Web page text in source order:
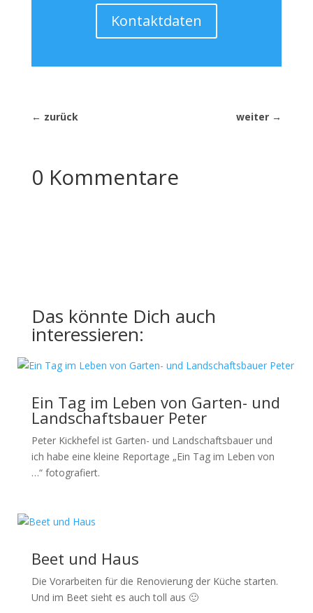
Kontaktdaten
← zurück weiter →
0 Kommentare
Das könnte Dich auch
interessieren:
Ein Tag im Leben von Garten- und
Landschaftsbauer Peter
Peter Kickhefel ist Garten- und Landschaftsbauer und
ich habe eine kleine Reportage „Ein Tag im Leben von
…“ fotografiert.
Beet und Haus
Die Vorarbeiten für die Renovierung der Küche starten.
Und im Beet sieht es auch toll aus 🙂